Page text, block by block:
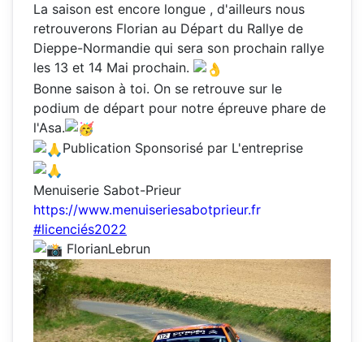
La saison est encore longue , d'ailleurs nous
retrouverons Florian au Départ du Rallye de
Dieppe-Normandie qui sera son prochain rallye
les 13 et 14 Mai prochain.
Bonne saison à toi. On se retrouve sur le
podium de départ pour notre épreuve phare de
l'Asa.
Publication Sponsorisé par L'entreprise
Menuiserie Sabot-Prieur
https://www.menuiseriesabotprieur.fr
#licenciés2022
FlorianLebrun